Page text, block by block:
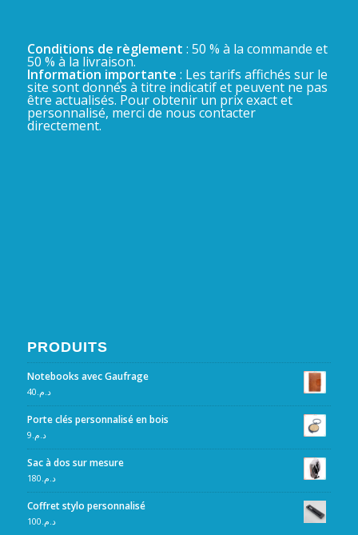
Conditions de règlement : 50 % à la commande et
50 % à la livraison.
Information importante : Les tarifs affichés sur le
site sont donnés à titre indicatif et peuvent ne pas
être actualisés. Pour obtenir un prix exact et
personnalisé, merci de nous contacter
directement.
PRODUITS
Notebooks avec Gaufrage
د.م.40
Porte clés personnalisé en bois
د.م.9
Sac à dos sur mesure
د.م.180
Coffret stylo personnalisé
د.م.100